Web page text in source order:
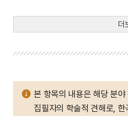
더
본 항목의 내용은 해당 분
집필자의 학술적 견해로,